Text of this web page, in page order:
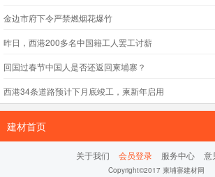
金边市府下令严禁燃烟花爆竹
昨日，西港200多名中国籍工人罢工讨薪
回国过春节中国人是否还返回柬埔寨？
西港34条道路预计下月底竣工，柬新年启用
建材首页
关于我们 会员登录 服务中心 意
Copyright©2017 柬埔寨建材网